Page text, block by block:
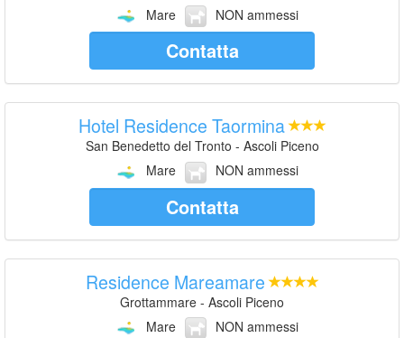
Mare
NON ammessi
Contatta
Hotel Residence Taormina
San Benedetto del Tronto - Ascoli Piceno
Mare
NON ammessi
Contatta
Residence Mareamare
Grottammare - Ascoli Piceno
Mare
NON ammessi